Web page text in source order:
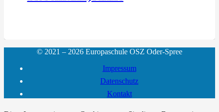
© 2021 – 2026 Europaschule OSZ Oder-Spree
Impressum
Datenschutz
Kontakt